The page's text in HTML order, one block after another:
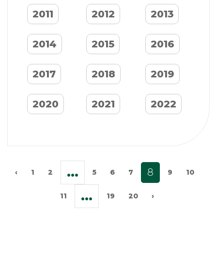
2011 2012 2013
2014 2015 2016
2017 2018 2019
2020 2021 2022
‹ 1 2 ... 5 6 7 8 9 10
11 ... 19 20 ›